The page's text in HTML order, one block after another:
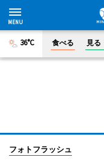
36°C 食べる 見る
フォトフラッシュ